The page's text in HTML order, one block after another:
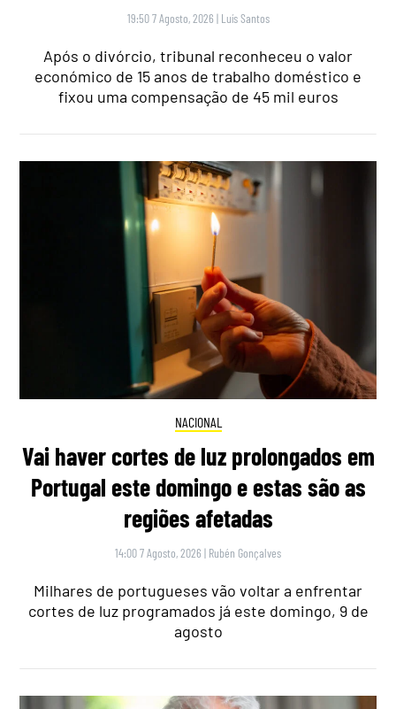
19:50 7 Agosto, 2026 | Luís Santos
Após o divórcio, tribunal reconheceu o valor
económico de 15 anos de trabalho doméstico e
fixou uma compensação de 45 mil euros
NACIONAL
Vai haver cortes de luz prolongados em
Portugal este domingo e estas são as
regiões afetadas
14:00 7 Agosto, 2026 | Rubén Gonçalves
Milhares de portugueses vão voltar a enfrentar
cortes de luz programados já este domingo, 9 de
agosto